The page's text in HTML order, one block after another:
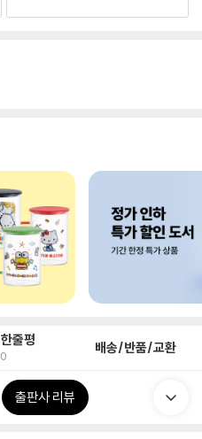
줄평
0 배송/반품/교환
출판사 리뷰